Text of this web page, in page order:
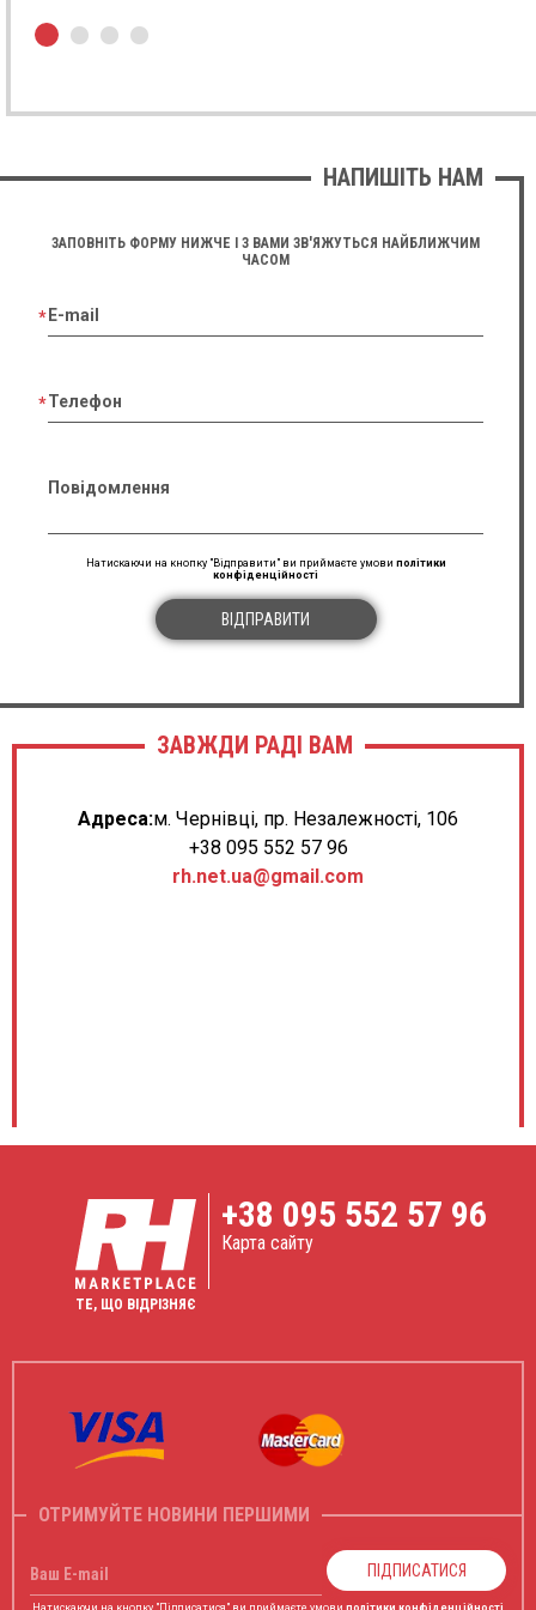
★ ★ ★ ★ ★
забезпечена технологією Speckle Reduction Imaging,
простоту в освоєнні з допомогою Scan Assistant,
Надія Литвинчук
Якістю картинки дуже задоволений, QIMT та XStrain
технології кратно покращують сірошкальну та
Юлія Коваленко
★ ★ ★ ★ ★
В апарата прекрасна фірмова сірошкальна кратинка і
Дмитро Ковальченко
★ ★ ★ ★ ★
функціонал, його легко пересувати по клініці. Та з ним
зручно робити пункції з допомогою технології
NeedleMate+
27.02.2023
Високоякісний італійський УЗД апарат з чудовою
якістю зображення, при цьому технології виробника
Beam Former, eXtreme Focusing Technology прибирють
03.02.2023
НАПИШІТЬ НАМ
ЗАПОВНІТЬ ФОРМУ НИЖЧЕ І З ВАМИ ЗВ'ЯЖУТЬСЯ НАЙБЛИЖЧИМ
ЧАСОМ
E-mail
Телефон
Повідомлення
Натискаючи на кнопку "Відправити" ви приймаєте умови політики
конфіденційності
ВІДПРАВИТИ
ЗАВЖДИ РАДІ ВАМ
Адреса:м. Чернівці, пр. Незалежності, 106
+38 095 552 57 96
rh.net.ua@gmail.com
ТЕ, ЩО ВІДРІЗНЯЄ
+38 095 552 57 96
Карта сайту
ОТРИМУЙТЕ НОВИНИ ПЕРШИМИ
Ваш E-mail ПІДПИСАТИСЯ